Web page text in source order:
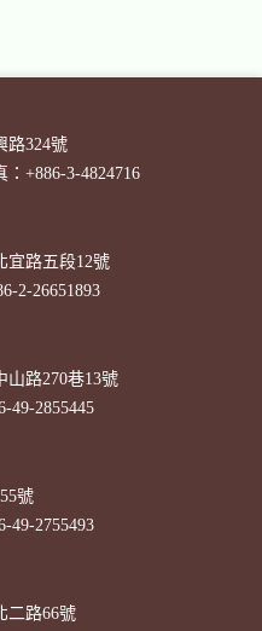
路324號
+886-3-4824716
宜路五段12號
2-26651893
山路270巷13號
49-2855445
號
49-2755493
二路66號